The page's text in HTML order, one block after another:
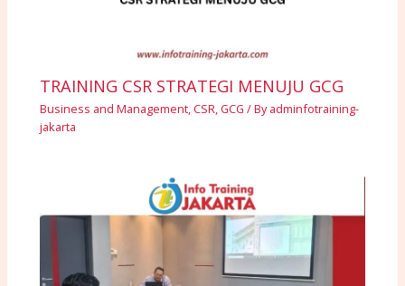
TRAINING CSR STRATEGI MENUJU GCG
Business and Management,CSR,GCG / Byadminfotraining-
jakarta